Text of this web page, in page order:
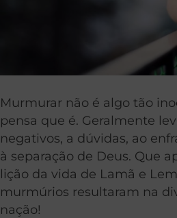
Murmurar não é algo tão
pensa que é. Geralmente
negativos, a dúvidas, ao
à separação de Deus. Que
lição da vida de Lamã e
murmúrios resultaram na
nação!